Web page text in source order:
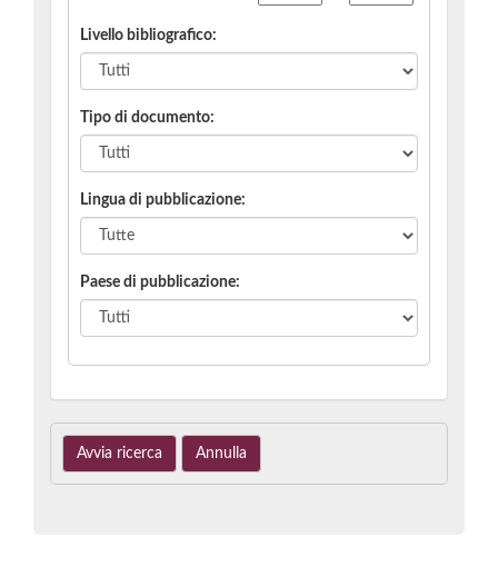
Livello bibliografico:
Tipo di documento:
Lingua di pubblicazione:
Paese di pubblicazione: